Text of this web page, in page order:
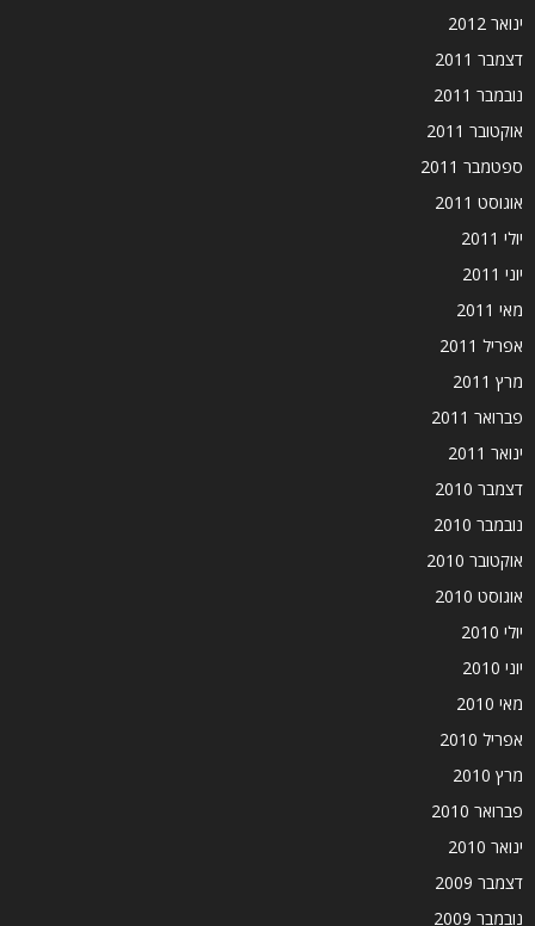
ינואר 2012
דצמבר 2011
נובמבר 2011
אוקטובר 2011
ספטמבר 2011
אוגוסט 2011
יולי 2011
יוני 2011
מאי 2011
אפריל 2011
מרץ 2011
פברואר 2011
ינואר 2011
דצמבר 2010
נובמבר 2010
אוקטובר 2010
אוגוסט 2010
יולי 2010
יוני 2010
מאי 2010
אפריל 2010
מרץ 2010
פברואר 2010
ינואר 2010
דצמבר 2009
נובמבר 2009